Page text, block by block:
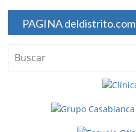
PAGINA deldistrito.com